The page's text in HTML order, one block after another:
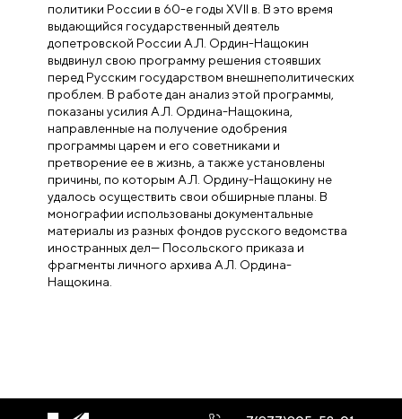
политики России в 60-е годы XVII в. В это время
выдающийся государственный деятель
допетровской России А.Л. Ордин-Нащокин
выдвинул свою программу решения стоявших
перед Русским государством внешнеполитических
проблем. В работе дан анализ этой программы,
показаны усилия А.Л. Ордина-Нащокина,
направленные на получение одобрения
программы царем и его советниками и
претворение ее в жизнь, а также установлены
причины, по которым А.Л. Ордину-Нащокину не
удалось осуществить свои обширные планы. В
монографии использованы документальные
материалы из разных фондов русского ведомства
иностранных дел— Посольского приказа и
фрагменты личного архива А.Л. Ордина-
Нащокина.